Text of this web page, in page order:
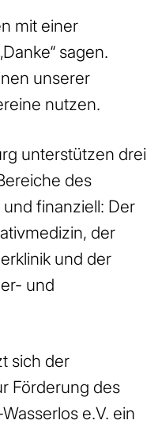
mit einer
sagen.
unserer
nutzen.
unterstützen drei
des
finanziell: Der
der
und der
und
sich der
Förderung des
e.V. ein